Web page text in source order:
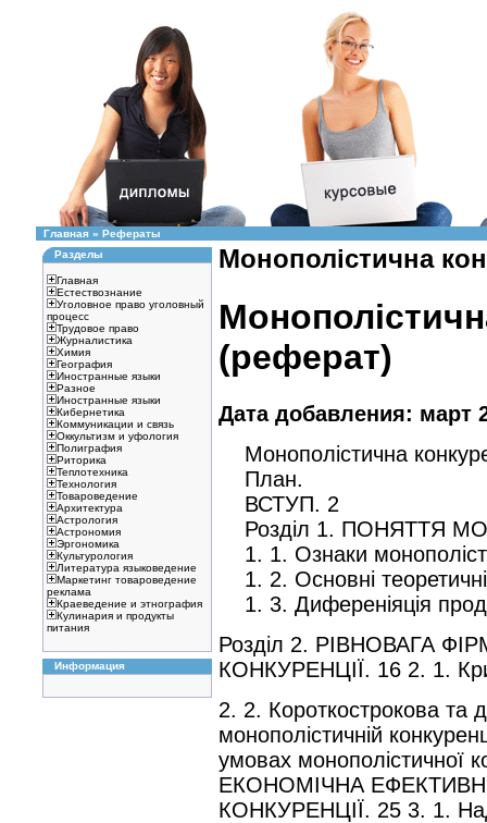
Главная » Рефераты
Разделы
Главная
Естествознание
Уголовное право уголовный
процесс
Трудовое право
Журналистика
Химия
География
Иностранные языки
Разное
Иностранные языки
Кибернетика
Коммуникации и связь
Оккультизм и уфология
Полиграфия
Риторика
Теплотехника
Технология
Товароведение
Архитектура
Астрология
Астрономия
Эргономика
Культурология
Литература языковедение
Маркетинг товароведение
реклама
Краеведение и этнография
Кулинария и продукты
питания
Информация
Монополістична
(реферат)
Дата добавления: март
Монополістична
План.
ВСТУП. 2
Розділ 1. ПОНЯТТЯ
1. 1. Ознаки
1. 2. Основні теоретичні
1. 3. Диференіяція
Розділ 2. РІВНОВАГА
КОНКУРЕНЦІЇ. 16 2. 1.
2. 2. Короткострокова та
монополістичній
умовах монополістичної
ЕКОНОМІЧНА
КОНКУРЕНЦІЇ. 25 3. 1.